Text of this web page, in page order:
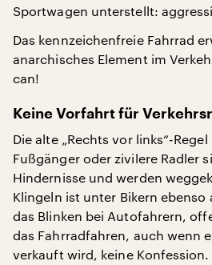
Sportwagen unterstellt:
Das kennzeichenfreie Fahrrad
anarchisches Element im
can!
Keine Vorfahrt für
Die alte „Rechts vor links“-
Fußgänger oder zivilere Radler
Hindernisse und werden
Klingeln ist unter Bikern ebenso
das Blinken bei Autofahrern,
das Fahrradfahren, auch wenn
verkauft wird, keine Konfession.